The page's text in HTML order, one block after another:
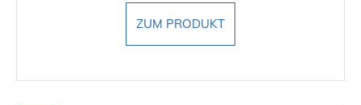
ZUM PRODUKT